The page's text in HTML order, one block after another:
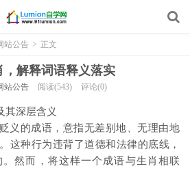
站公告 > 正文
解释词语释义落实
站公告 阅读(543) 评论(0)
其深层含义
义的成语，意指无差别地、无理由地
这种行为违背了道德和法律的底线，
然而，将这样一个成语与生肖相联